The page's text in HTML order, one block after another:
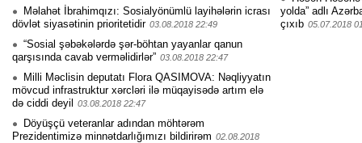
Məlahət İbrahimqızı: Sosialyönümlü layihələrin icrası
dövlət siyasətinin prioritetidir 03.08.2018 22:49
“Sosial şəbəkələrdə şər-böhtan yayanlar qanun
qarşısında cavab verməlidirlər” 03.08.2018 22:47
Milli Məclisin deputatı Flora QASIMOVA: Nəqliyyatın
mövcud infrastruktur xərcləri ilə müqayisədə artım elə
də ciddi deyil
03.08.2018 22:47
Döyüşçü veteranlar adından möhtərəm
Prezidentimizə minnətdarlığımızı bildirirəm 02.08.2018
yolda” adlı
çıxıb 05.07.2018